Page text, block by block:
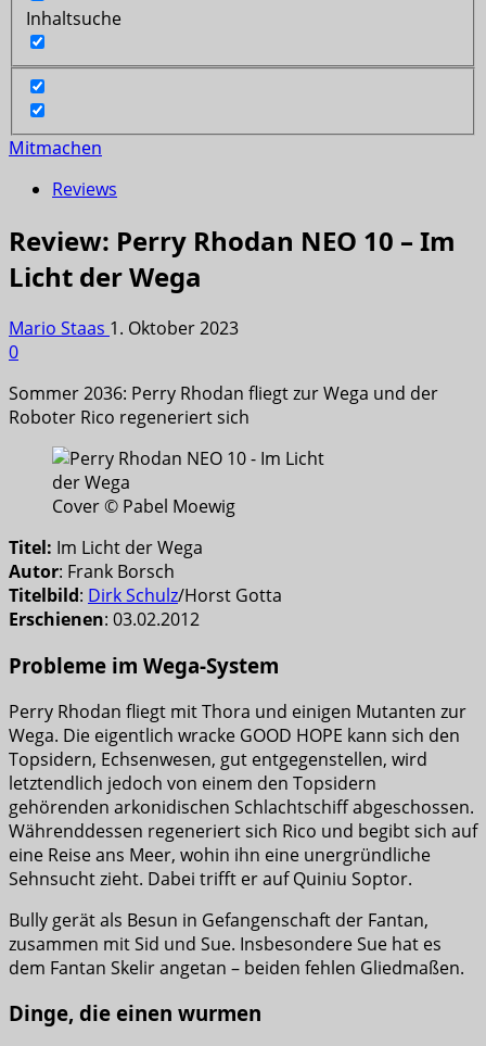
Inhaltsuche
Mitmachen
Reviews
Review: Perry Rhodan NEO 10 – Im
Licht der Wega
Mario Staas 1. Oktober 2023
0
Sommer 2036: Perry Rhodan fliegt zur Wega und der
Roboter Rico regeneriert sich
Cover © Pabel Moewig
Titel: Im Licht der Wega
Autor: Frank Borsch
Titelbild: Dirk Schulz/Horst Gotta
Erschienen: 03.02.2012
Probleme im Wega-System
Perry Rhodan fliegt mit Thora und einigen Mutanten zur
Wega. Die eigentlich wracke GOOD HOPE kann sich den
Topsidern, Echsenwesen, gut entgegenstellen, wird
letztendlich jedoch von einem den Topsidern
gehörenden arkonidischen Schlachtschiff abgeschossen.
Währenddessen regeneriert sich Rico und begibt sich auf
eine Reise ans Meer, wohin ihn eine unergründliche
Sehnsucht zieht. Dabei trifft er auf Quiniu Soptor.
Bully gerät als Besun in Gefangenschaft der Fantan,
zusammen mit Sid und Sue. Insbesondere Sue hat es
dem Fantan Skelir angetan – beiden fehlen Gliedmaßen.
Dinge, die einen wurmen